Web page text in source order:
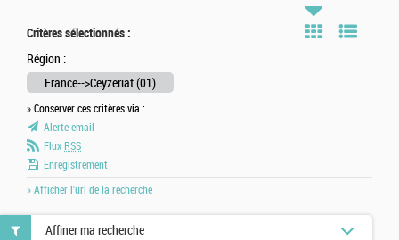
Critères sélectionnés :
Région :
France-->Ceyzeriat (01)
» Conserver ces critères via :
Alerte email
Flux RSS
Enregistrement
» Afficher l'url de la recherche
Affiner ma recherche